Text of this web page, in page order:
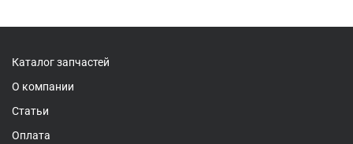
Каталог запчастей
О компании
Статьи
Оплата